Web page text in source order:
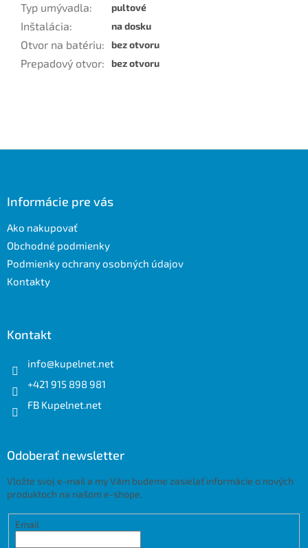
Typ umývadla: pultové
Inštalácia: na dosku
Otvor na batériu: bez otvoru
Prepadový otvor: bez otvoru
Informácie pre vás
Ako nakupovať
Obchodné podmienky
Podmienky ochrany osobných údajov
Kontakty
Kontakt
info@kupelnet.net
+421 915 898 981
FB Kupelnet.net
Odoberať newsletter
Vložte svoj e-mail a my Vám budeme zasielať informácie o nových
produktoch na našom e-shope.
Email